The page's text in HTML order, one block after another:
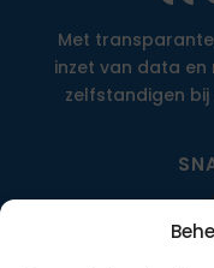
Met
inzet van data en
zelfstandigen